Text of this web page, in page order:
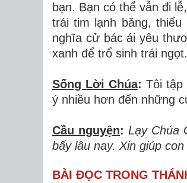
bạn. Bạn có thể vẫnđi lễ,
trái tim lạnh băng, thiếu l
nghĩa cửbácái yêu th
xanh để trổ sinh trái ngọt.
Sống Lời Chúa: Tôi tập
ý nhiều hơn đến những c
Cầu nguyện: Lạy Chúa
bấy lâu nay. Xin giúp con
BÀI ĐỌC TRONG